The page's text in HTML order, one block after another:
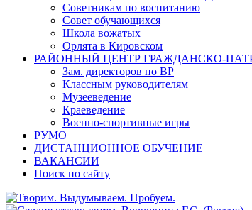
Советникам по воспитанию
Совет обучающихся
Школа вожатых
Орлята в Кировском
РАЙОННЫЙ ЦЕНТР ГРАЖДАНСКО-
Зам. директоров по ВР
Классным руководителям
Музееведение
Краеведение
Военно-спортивные игры
РУМО
ДИСТАНЦИОННОЕ ОБУЧЕНИЕ
ВАКАНСИИ
Поиск по сайту